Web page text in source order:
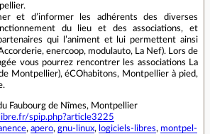
et d’informer les adhérents des diverses
du lieu et des associations, et
qui l’animent et lui permettent ainsi
enercoop, modulauto, La Nef). Lors de
vous pourrez rencontrer les associations La
Montpellier), éCOhabitons, Montpellier à pied,
Faubourg de Nîmes, Montpellier
spip.php?article3225
, apero, gnu-linux, logiciels-libres, montpel-